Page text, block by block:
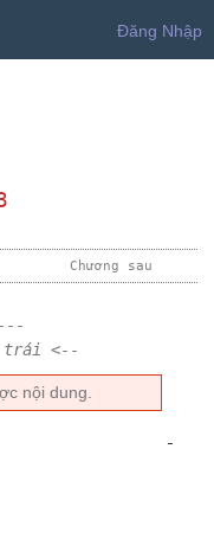
Đăng Nhập
Chương sau
trái <--
nội dung.